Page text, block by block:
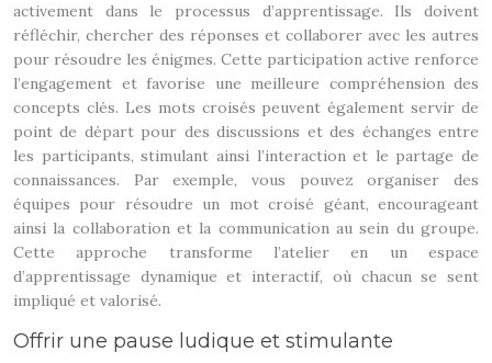
activement dans le processus d’apprentissage. Ils doivent
réfléchir, chercher des réponses et collaborer avec les autres
pour résoudre les énigmes. Cette participation active renforce
l’engagement et favorise une meilleure compréhension des
concepts clés. Les mots croisés peuvent également servir de
point de départ pour des discussions et des échanges entre
les participants, stimulant ainsi l’interaction et le partage de
connaissances. Par exemple, vous pouvez organiser des
équipes pour résoudre un mot croisé géant, encourageant
ainsi la collaboration et la communication au sein du groupe.
Cette approche transforme l’atelier en un espace
d’apprentissage dynamique et interactif, où chacun se sent
impliqué et valorisé.
Offrir une pause ludique et stimulante